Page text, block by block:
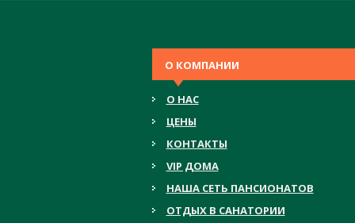
О КОМПАНИИ
О НАС
ЦЕНЫ
КОНТАКТЫ
VIP ДОМА
НАША СЕТЬ ПАНСИОНАТОВ
ОТДЫХ В САНАТОРИИ